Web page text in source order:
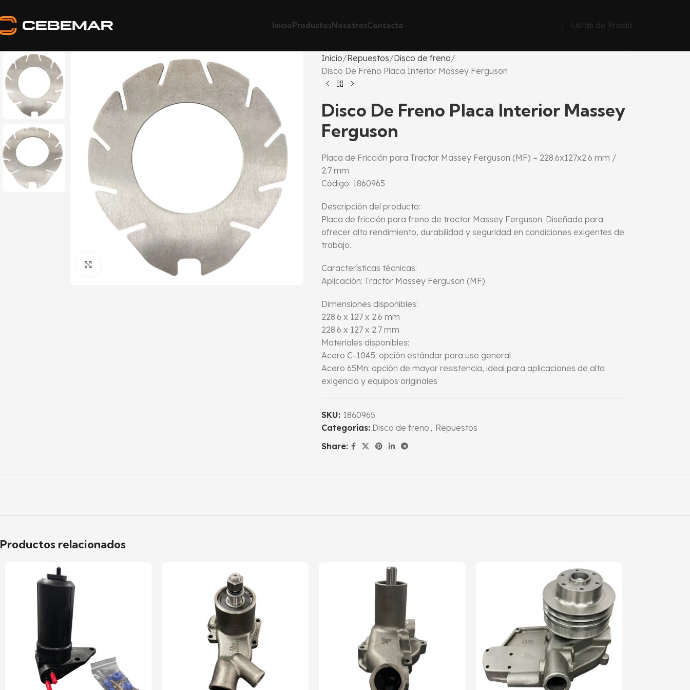
InicioProductosNosotrosContacto Listas de Precio
Click to enlarge
Inicio Repuestos Disco de freno
Disco De Freno Placa Interior Massey Ferguson
Disco De Freno Placa Interior Massey
Ferguson
Placa de Fricción para Tractor Massey Ferguson (MF) – 228.6x127x2.6 mm /
2.7 mm
Código: 1860965
Descripción del producto:
Placa de fricción para freno de tractor Massey Ferguson. Diseñada para
ofrecer alto rendimiento, durabilidad y seguridad en condiciones exigentes de
trabajo.
Características técnicas:
Aplicación: Tractor Massey Ferguson (MF)
Dimensiones disponibles:
228.6 x 127 x 2.6 mm
228.6 x 127 x 2.7 mm
Materiales disponibles:
Acero C-1045: opción estándar para uso general
Acero 65Mn: opción de mayor resistencia, ideal para aplicaciones de alta
exigencia y equipos originales
SKU: 1860965
Categorías: Disco de freno , Repuestos
Share:
Productos relacionados